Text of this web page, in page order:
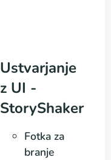
Ustvarjanje
z UI -
StoryShaker
Fotka za
branje